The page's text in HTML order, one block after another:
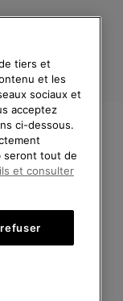
Cookies
tiers et
et les
sociaux et
acceptez
ci-dessous.
seront tout de
et consulter